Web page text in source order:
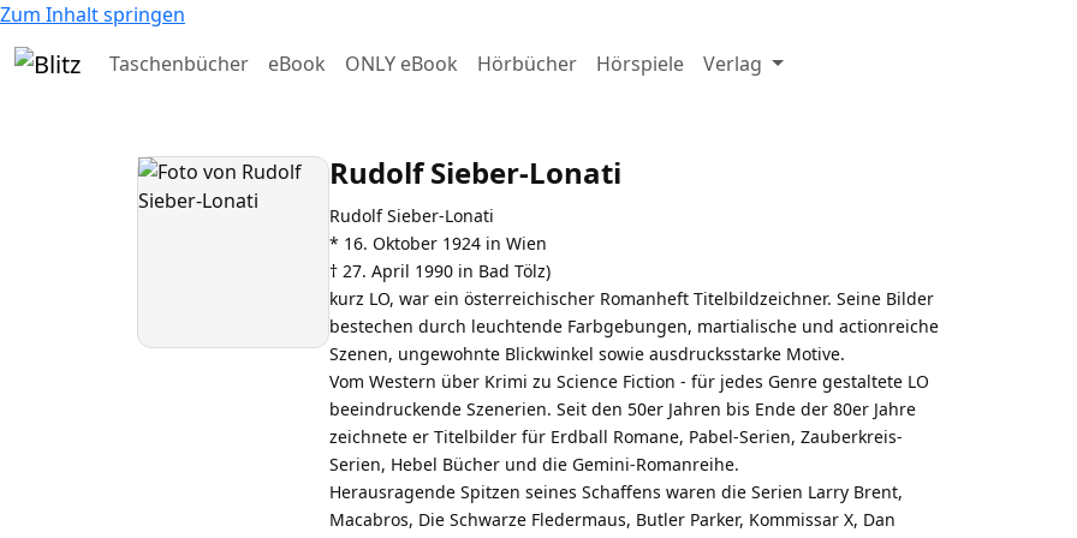
Zum Inhalt springen
Taschenbücher
eBook ONLY eBook Hörbücher Hörspiele Verlag
Rudolf Sieber-Lonati
Rudolf Sieber-Lonati
* 16. Oktober 1924 in Wien
† 27. April 1990 in Bad Tölz)
kurz LO, war ein österreichischer Romanheft Titelbildzeichner. Seine Bilder
bestechen durch leuchtende Farbgebungen, martialische und actionreiche
Szenen, ungewohnte Blickwinkel sowie ausdrucksstarke Motive.
Vom Western über Krimi zu Science Fiction - für jedes Genre gestaltete LO
beeindruckende Szenerien. Seit den 50er Jahren bis Ende der 80er Jahre
zeichnete er Titelbilder für Erdball Romane, Pabel-Serien, Zauberkreis-
Serien, Hebel Bücher und die Gemini-Romanreihe.
Herausragende Spitzen seines Schaffens waren die Serien Larry Brent,
Macabros, Die Schwarze Fledermaus, Butler Parker, Kommissar X, Dan